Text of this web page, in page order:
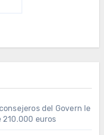
del Govern le
euros